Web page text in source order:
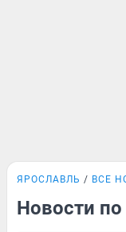
ЯРОСЛАВЛЬ ВСЕ
Новости